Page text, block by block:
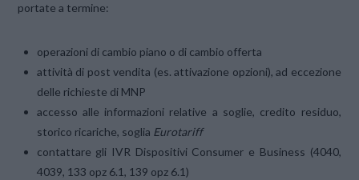
portate a termine:
operazioni di cambio piano o di cambio offerta
attività di post vendita (es. attivazione opzioni), ad eccezione
delle richieste di MNP
accesso alle informazioni relative a soglie, credito residuo,
storico ricariche, soglia Eurotariff
contattare gli IVR Dispositivi Consumer e Business (4040,
4039, 133 opz 6.1, 139 opz 6.1)